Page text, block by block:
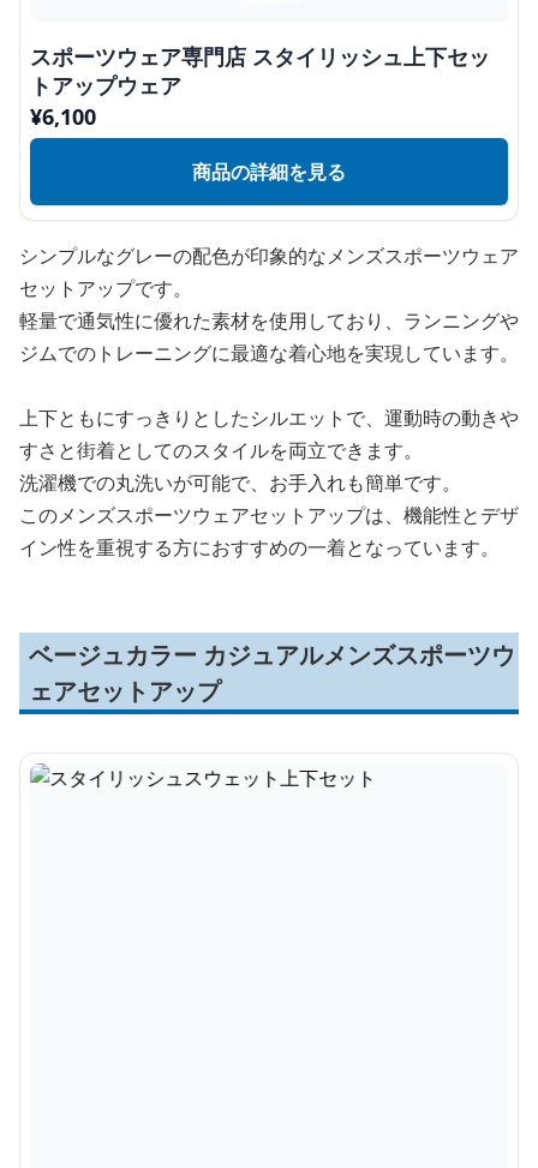
スポーツウェア専門店 スタイリッシュ上下セッ
トアップウェア
¥6,100
商品の詳細を見る
シンプルなグレーの配色が印象的なメンズスポーツウェア
セットアップです。
軽量で通気性に優れた素材を使用しており、ランニングや
ジムでのトレーニングに最適な着心地を実現しています。
上下ともにすっきりとしたシルエットで、運動時の動きや
すさと街着としてのスタイルを両立できます。
洗濯機での丸洗いが可能で、お手入れも簡単です。
このメンズスポーツウェアセットアップは、機能性とデザ
イン性を重視する方におすすめの一着となっています。
ベージュカラー カジュアルメンズスポーツウ
ェアセットアップ